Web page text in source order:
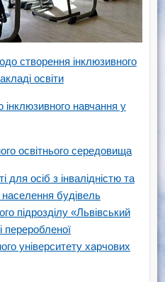
створення інклюзивного
освіти
інклюзивного навчання у
освітнього середовища
осіб з інвалідністю та
будівель
підрозділу «Львівський
переробленої
університету харчових